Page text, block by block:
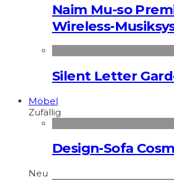
Naim Mu-so
Wireless-
Silent Letter
Möbel
Zufällig
Design-Sofa
Neu